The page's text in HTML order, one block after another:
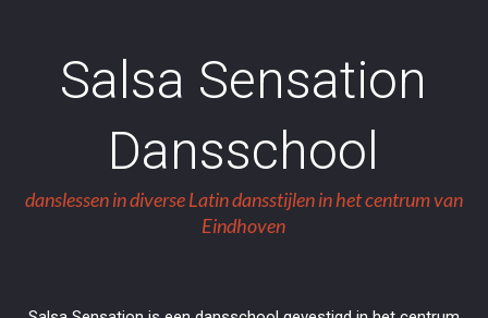
Salsa Sensation
Dansschool
danslessen in diverse Latin dansstijlen in het centrum van
Eindhoven